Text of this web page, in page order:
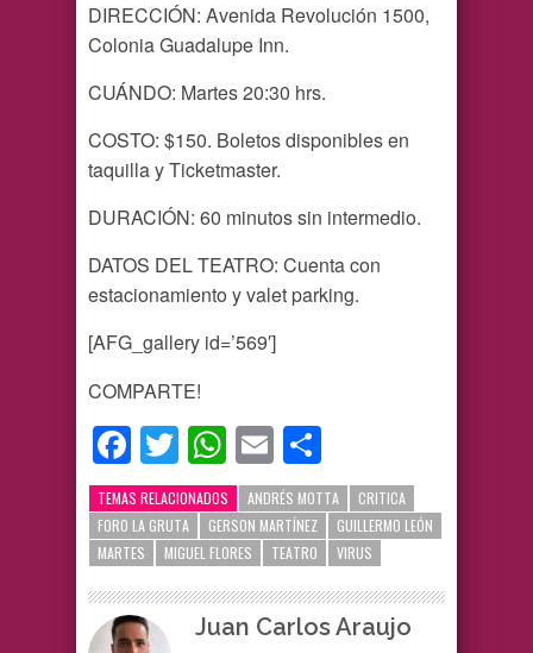
DIRECCIÓN: Avenida Revolución 1500,
Colonia Guadalupe Inn.
CUÁNDO: Martes 20:30 hrs.
COSTO: $150. Boletos disponibles en
taquilla y Ticketmaster.
DURACIÓN: 60 minutos sin intermedio.
DATOS DEL TEATRO: Cuenta con
estacionamiento y valet parking.
[AFG_gallery id=’569′]
COMPARTE!
Facebook
TwitterWhatsApp
Email
TEMAS RELACIONADOS ANDRÉS MOTTA
CRITICA
FORO LA GRUTA
GERSON MARTÍNEZ
GUILLERMO LEÓN
MARTES
MIGUEL FLORES TEATRO VIRUS
Juan Carlos Araujo